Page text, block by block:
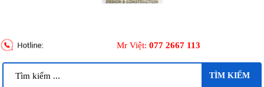
Mr Việt: 077 2667 113
TÌM KIẾM